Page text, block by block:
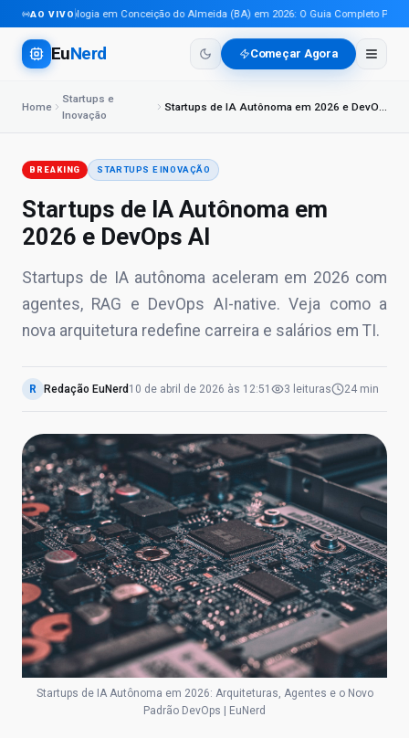
AO VIVO
Tecnologia em Conceição do Almeida (BA) em 2026: O Guia Completo Para
EuNerd Começar Agora
Home
Startups e
Inovação
Startups de IA Autônoma em 2026 e DevOps AI
BREAKING STARTUPS E INOVAÇÃO
Startups de IA Autônoma em
2026 e DevOps AI
Startups de IA autônoma aceleram em 2026 com
agentes, RAG e DevOps AI-native. Veja como a
nova arquitetura redefine carreira e salários em TI.
R Redação EuNerd 10 de abril de 2026 às 12:51 3 leituras 24 min
Startups de IA Autônoma em 2026: Arquiteturas, Agentes e o Novo
Padrão DevOps | EuNerd